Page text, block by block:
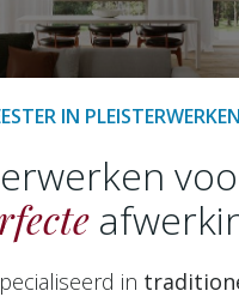
IN PLEISTERWERKEN
in